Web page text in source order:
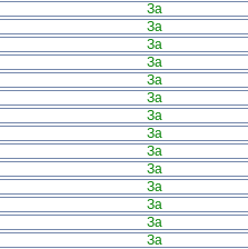
За
За
За
За
За
За
За
За
За
За
За
За
За
За